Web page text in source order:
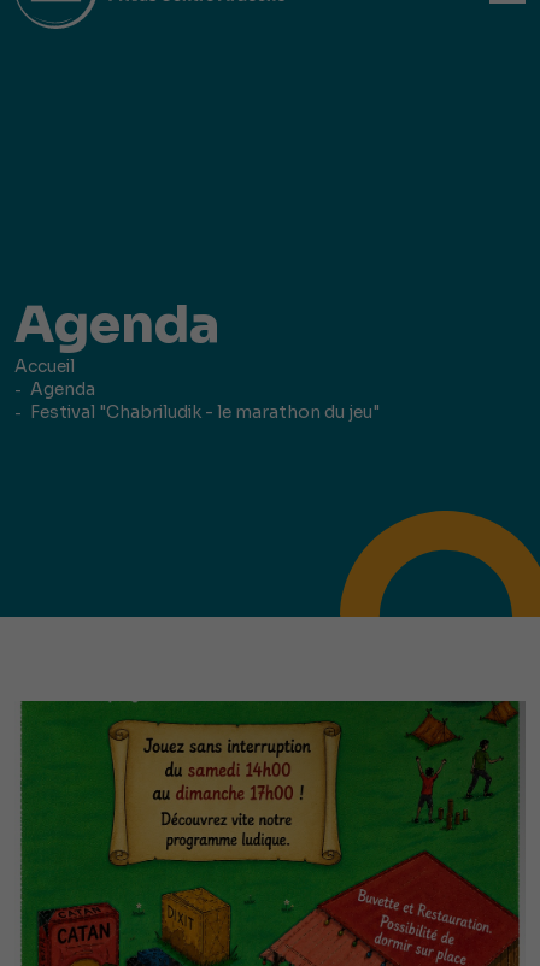
Agenda
Accueil
Agenda
Festival "Chabriludik - le marathon du jeu"